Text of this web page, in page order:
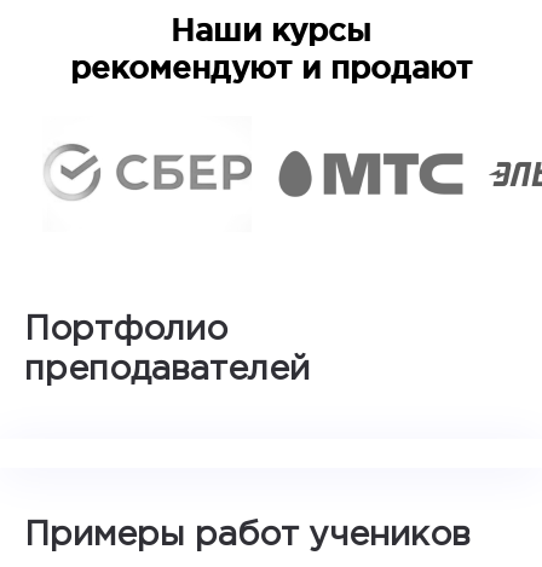
Наши курсы
рекомендуют и продают
Портфолио
преподавателей
Примеры работ учеников